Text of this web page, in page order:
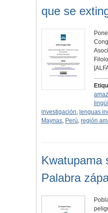
que se
investigación, lenguas
Maynas, Perú, región
Kwatupama
Palabra